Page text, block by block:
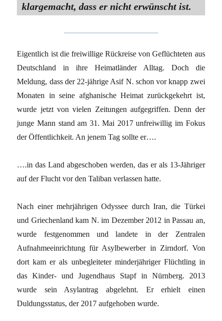
klargemacht, dass er nicht erwünscht ist.
Eigentlich ist die freiwillige Rückreise von Geflüchteten aus
Deutschland in ihre Heimatländer Alltag. Doch die
Meldung, dass der 22-jährige Asif N. schon vor knapp zwei
Monaten in seine afghanische Heimat zurückgekehrt ist,
wurde jetzt von vielen Zeitungen aufgegriffen. Denn der
junge Mann stand am 31. Mai 2017 unfreiwillig im Fokus
der Öffentlichkeit. An jenem Tag sollte er….
….in das Land abgeschoben werden, das er als 13-Jähriger
auf der Flucht vor den Taliban verlassen hatte.
Nach einer mehrjährigen Odyssee durch Iran, die Türkei
und Griechenland kam N. im Dezember 2012 in Passau an,
wurde festgenommen und landete in der Zentralen
Aufnahmeeinrichtung für Asylbewerber in Zirndorf. Von
dort kam er als unbegleiteter minderjähriger Flüchtling in
das Kinder- und Jugendhaus Stapf in Nürnberg. 2013
wurde sein Asylantrag abgelehnt. Er erhielt einen
Duldungsstatus, der 2017 aufgehoben wurde.